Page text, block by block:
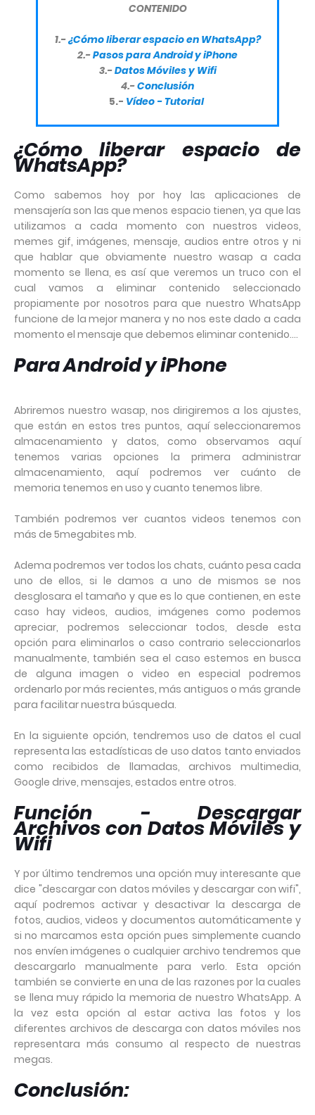
CONTENIDO
1.-¿Cómo liberar espacio en WhatsApp?
2.-Pasos para Android y iPhone
3.-Datos Móviles y Wifi
4.-Conclusión
5.- Vídeo - Tutorial
¿Cómo liberar espacio de
WhatsApp?
Como sabemos hoy por hoy las aplicaciones de
mensajería son las que menos espacio tienen, ya que las
utilizamos a cada momento con nuestros videos,
memes gif, imágenes, mensaje, audios entre otros y ni
que hablar que obviamente nuestro wasap a cada
momento se llena, es así que veremos un truco con el
cual vamos a eliminar contenido seleccionado
propiamente por nosotros para que nuestro WhatsApp
funcione de la mejor manera y no nos este dado a cada
momento el mensaje que debemos eliminar contenido....
Para Android y iPhone
Abriremos nuestro wasap, nos dirigiremos a los ajustes,
que están en estos tres puntos, aquí seleccionaremos
almacenamiento y datos, como observamos aquí
tenemos varias opciones la primera administrar
almacenamiento, aquí podremos ver cuánto de
memoria tenemos en uso y cuanto tenemos libre.
También podremos ver cuantos videos tenemos con
más de 5megabites mb.
Adema podremos ver todos los chats, cuánto pesa cada
uno de ellos, si le damos a uno de mismos se nos
desglosara el tamaño y que es lo que contienen, en este
caso hay videos, audios, imágenes como podemos
apreciar, podremos seleccionar todos, desde esta
opción para eliminarlos o caso contrario seleccionarlos
manualmente, también sea el caso estemos en busca
de alguna imagen o video en especial podremos
ordenarlo por más recientes, más antiguos o más grande
para facilitar nuestra búsqueda.
En la siguiente opción, tendremos uso de datos el cual
representa las estadísticas de uso datos tanto enviados
como recibidos de llamadas, archivos multimedia,
Google drive, mensajes, estados entre otros.
Función - Descargar
Archivos con Datos Móviles y
Wifi
Y por último tendremos una opción muy interesante que
dice "descargar con datos móviles y descargar con wifi",
aquí podremos activar y desactivar la descarga de
fotos, audios, videos y documentos automáticamente y
si no marcamos esta opción pues simplemente cuando
nos envíen imágenes o cualquier archivo tendremos que
descargarlo manualmente para verlo. Esta opción
también se convierte en una de las razones por la cuales
se llena muy rápido la memoria de nuestro WhatsApp. A
la vez esta opción al estar activa las fotos y los
diferentes archivos de descarga con datos móviles nos
representara más consumo al respecto de nuestras
megas.
Conclusión: